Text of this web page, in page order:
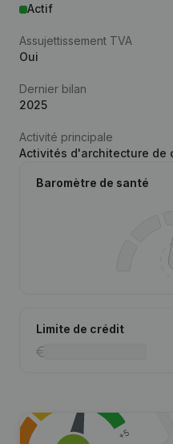
Actif
Assujettissement TVA
Oui
Dernier bilan
2025
Activité principale
Activités d'architecture de
Baromètre de santé
Limite de crédit